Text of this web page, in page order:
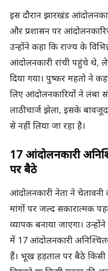
इस दौरान झारखंड
और प्रशासन पर
उन्होंने कहा कि राज्य के
आंदोलनकारी रांची पहुंचे थे,
दिया गया। पुष्कर महतो ने
लिए आंदोलनकारियों ने लंबा
लाठीचार्ज झेला, इसके
से नहीं लिया जा रहा है।
17 आंदोलनकारी
पर बैठे
आंदोलनकारी नेता ने चेतावनी
मांगों पर जल्द सकारात्मक
व्यापक बनाया जाएगा।
में 17 आंदोलनकारी
हैं। भूख हड़ताल पर बैठे